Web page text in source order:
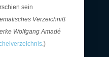
sein
Verzeichniß
Wolfgang Amadé
.)